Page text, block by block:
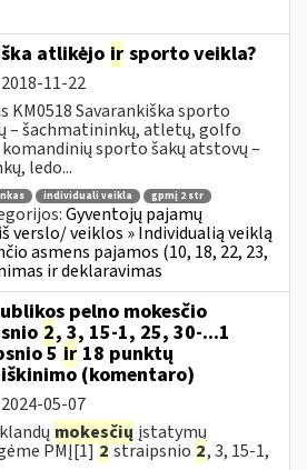
atlikėjo ir sporto veikla?
2018-11-22
KM0518 Savarankiška sporto
– šachmatininkų, atletų, golfo
sporto šakų atstovų –
ledo...
individuali veikla gpmį 2 str
Gyventojų pajamų
verslo/ veiklos » Individualią veiklą
asmens pajamos (10, 18, 22, 23,
ir deklaravimas
pelno mokesčio
2, 3, 15-1, 25, 30-...1
5 ir 18 punktų
(komentaro)
2024-05-07
mokesčių įstatymų
PMĮ[1]2straipsnio 2, 3, 15-1,